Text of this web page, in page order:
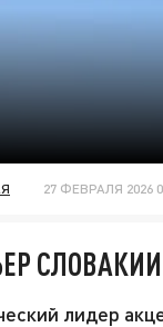
27 ФЕВРАЛЯ 2026
лидер